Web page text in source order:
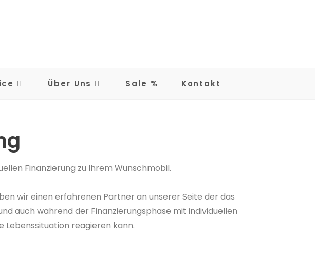
Über Uns Sale % Kontakt
Finanzierung zu Ihrem Wunschmobil.
wir einen erfahrenen Partner an unserer Seite der das
auch während der Finanzierungsphase mit individuellen
reagieren kann.